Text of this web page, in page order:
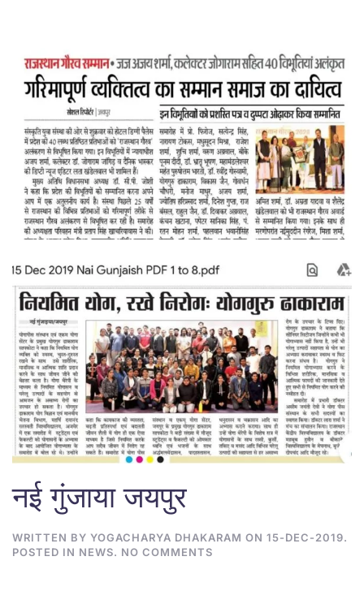
नई गुंजाया जयपुर
WRITTEN BY YOGACHARYA DHAKARAM ON 15-DEC-2019.
POSTED IN NEWS. NO COMMENTS